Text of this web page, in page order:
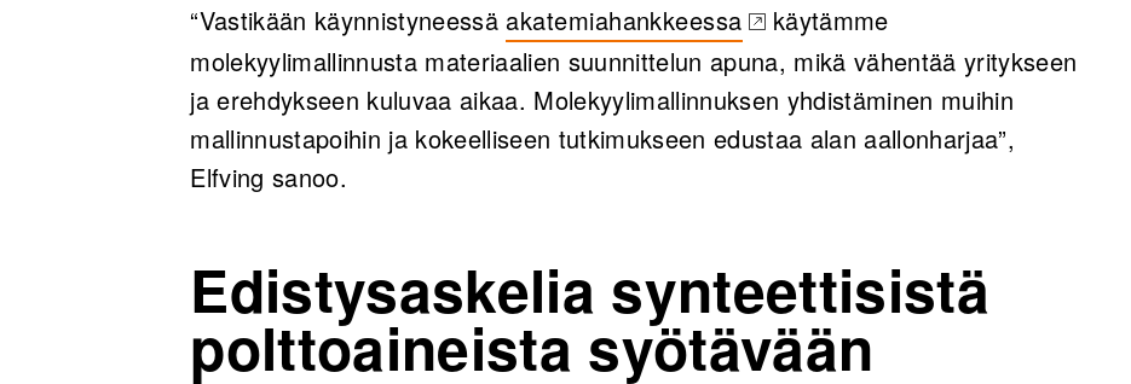
“Vastikään käynnistyneessä akatemiahankkeessa
(opens in a new tab)
käytämme
molekyylimallinnusta materiaalien suunnittelun apuna, mikä vähentää yritykseen
ja erehdykseen kuluvaa aikaa. Molekyylimallinnuksen yhdistäminen muihin
mallinnustapoihin ja kokeelliseen tutkimukseen edustaa alan aallonharjaa”,
Elfving sanoo.
Edistysaskelia synteettisistä
polttoaineista syötävään